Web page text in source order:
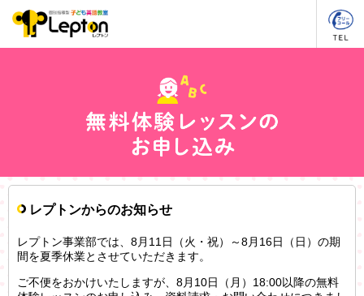
レプトンからのお知らせ
レプトン事業部では、8月11日（火・祝）～8月16日（日）の期
間を夏季休業とさせていただきます。
ご不便をおかけいたしますが、8月10日（月）18:00以降の無料